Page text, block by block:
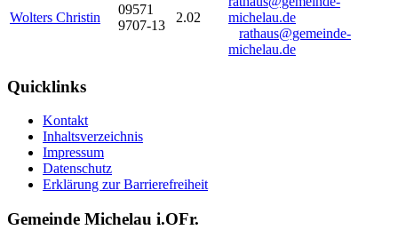
Wolters Christin
09571
9707-13
2.02
rathaus@gemeinde-
michelau.de
Quicklinks
Kontakt
Inhaltsverzeichnis
Impressum
Datenschutz
Erklärung zur Barrierefreiheit
Gemeinde Michelau i.OFr.